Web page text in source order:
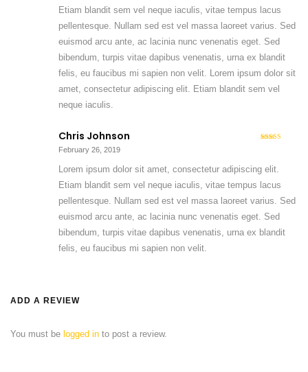
Etiam blandit sem vel neque iaculis, vitae tempus lacus
pellentesque. Nullam sed est vel massa laoreet varius. Sed
euismod arcu ante, ac lacinia nunc venenatis eget. Sed
bibendum, turpis vitae dapibus venenatis, urna ex blandit
felis, eu faucibus mi sapien non velit. Lorem ipsum dolor sit
amet, consectetur adipiscing elit. Etiam blandit sem vel
neque iaculis.
Chris Johnson
February 26, 2019
Lorem ipsum dolor sit amet, consectetur adipiscing elit.
Etiam blandit sem vel neque iaculis, vitae tempus lacus
pellentesque. Nullam sed est vel massa laoreet varius. Sed
euismod arcu ante, ac lacinia nunc venenatis eget. Sed
bibendum, turpis vitae dapibus venenatis, urna ex blandit
felis, eu faucibus mi sapien non velit.
ADD A REVIEW
You must be logged in to post a review.